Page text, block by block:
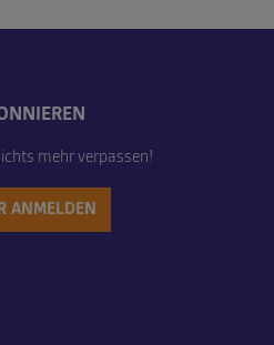
mehr verpassen!
ANMELDEN